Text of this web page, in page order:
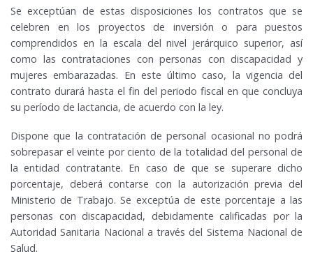
Se exceptúan de estas disposiciones los contratos que se
celebren en los proyectos de inversión o para puestos
comprendidos en la escala del nivel jerárquico superior, así
como las contrataciones con personas con discapacidad y
mujeres embarazadas. En este último caso, la vigencia del
contrato durará hasta el fin del periodo fiscal en que concluya
su período de lactancia, de acuerdo con la ley.
Dispone que la contratación de personal ocasional no podrá
sobrepasar el veinte por ciento de la totalidad del personal de
la entidad contratante. En caso de que se superare dicho
porcentaje, deberá contarse con la autorización previa del
Ministerio de Trabajo. Se exceptúa de este porcentaje a las
personas con discapacidad, debidamente calificadas por la
Autoridad Sanitaria Nacional a través del Sistema Nacional de
Salud.